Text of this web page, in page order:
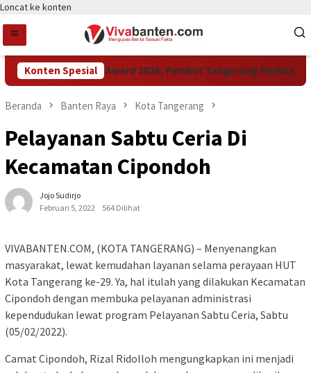
Loncat ke konten
Konten Spesial
Raih LPM Award 2026, Pemkot Tangerang Perkuat
Beranda Banten Raya Kota Tangerang
Pelayanan Sabtu Ceria Di
Kecamatan Cipondoh
Jojo Sudirjo
Februari 5, 2022
564 Dilihat
VIVABANTEN.COM, (KOTA TANGERANG) – Menyenangkan
masyarakat, lewat kemudahan layanan selama perayaan HUT
Kota Tangerang ke-29. Ya, hal itulah yang dilakukan Kecamatan
Cipondoh dengan membuka pelayanan administrasi
kependudukan lewat program Pelayanan Sabtu Ceria, Sabtu
(05/02/2022).
Camat Cipondoh, Rizal Ridolloh mengungkapkan ini menjadi